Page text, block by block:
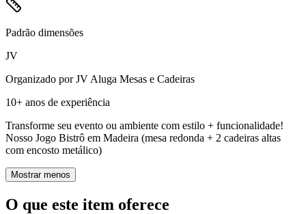
Padrão dimensões
JV
Organizado porJV Aluga Mesas e Cadeiras
10+ anos de experiência
Transforme seu evento ou ambiente com estilo + funcionalidade!
Nosso Jogo Bistrô em Madeira (mesa redonda + 2 cadeiras altas
com encosto metálico)
Mostrar menos
O que este item oferece